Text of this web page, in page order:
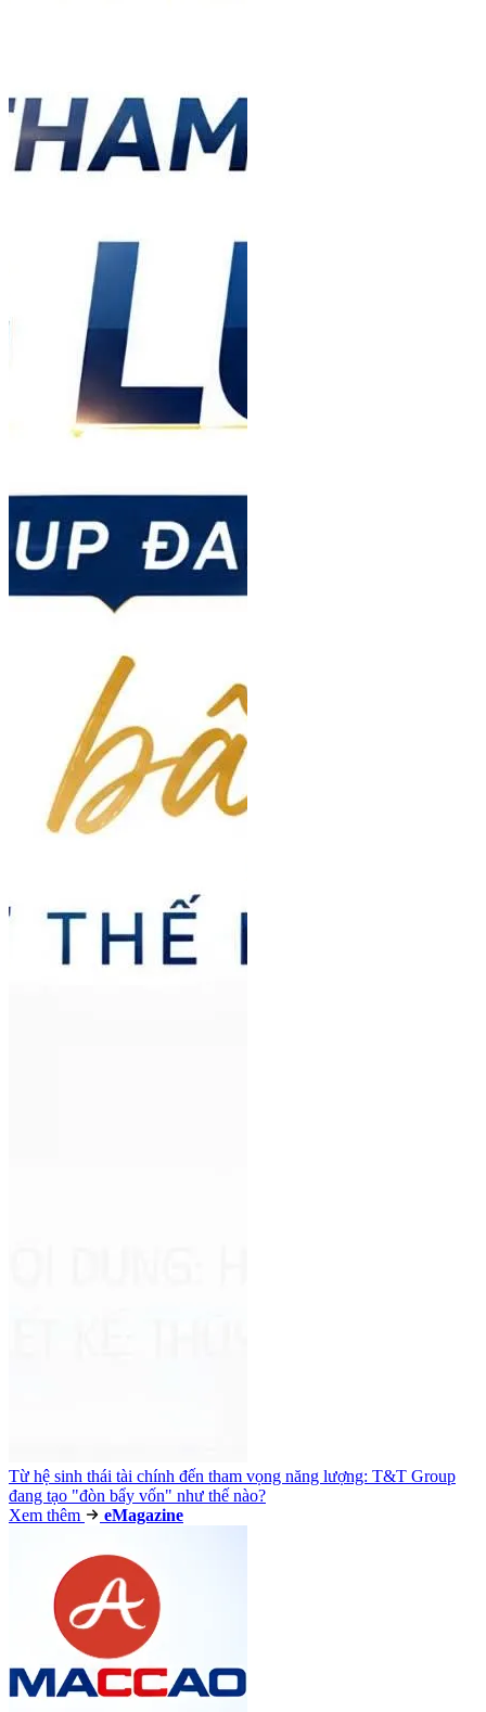
Từ hệ sinh thái tài chính đến tham vọng năng lượng: T&T Group
đang tạo "đòn bẩy vốn" như thế nào?
Xem thêm
eMagazine